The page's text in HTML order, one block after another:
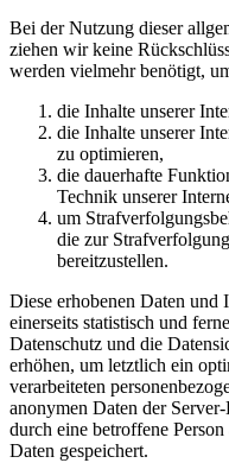
Bei der Nutzung dieser
ziehen wir keine
werden vielmehr benötigt,
die Inhalte unserer
die Inhalte unserer
zu optimieren,
die dauerhafte
Technik unserer
um
die zur
bereitzustellen.
Diese erhobenen Daten und
einerseits statistisch und
Datenschutz und die
erhöhen, um letztlich ein
verarbeiteten
anonymen Daten der
durch eine betroffene Person
Daten gespeichert.